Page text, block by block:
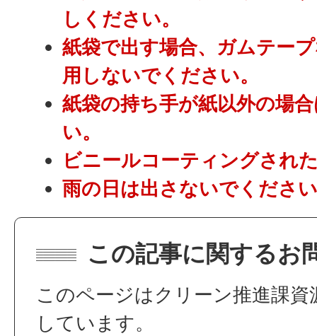
しください。
紙袋で出す場合、ガムテー
用しないでください。
紙袋の持ち手が紙以外の場
い。
ビニールコーティングされ
雨の日は出さないでくださ
この記事に関するお
このページはクリーン推進課資
しています。